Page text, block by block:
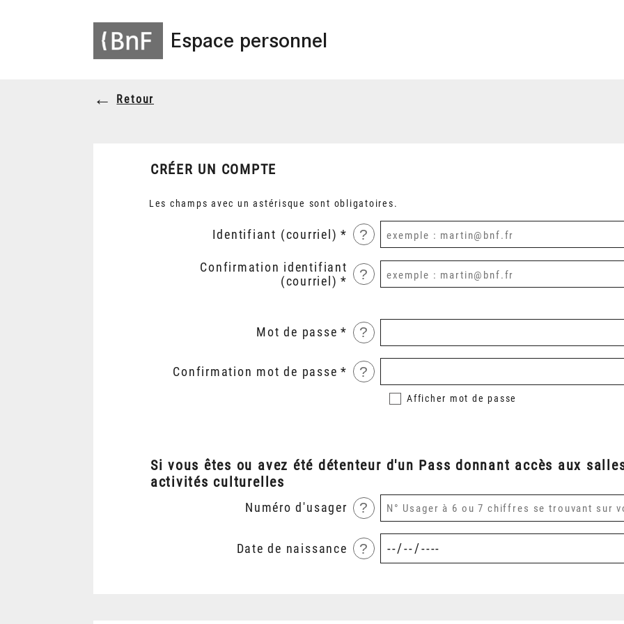
Espace personnel
Retour
CRÉER UN COMPTE
Les champs avec un astérisque sont obligatoires.
Identifiant (courriel) ?
Confirmation identifiant
(courriel)
?
Mot de passe ?
Confirmation mot de passe ?
Afficher mot de passe
Si vous êtes ou avez été détenteur d'un Pass donnant accès aux
activités culturelles
Numéro d'usager ?
Date de naissance ?